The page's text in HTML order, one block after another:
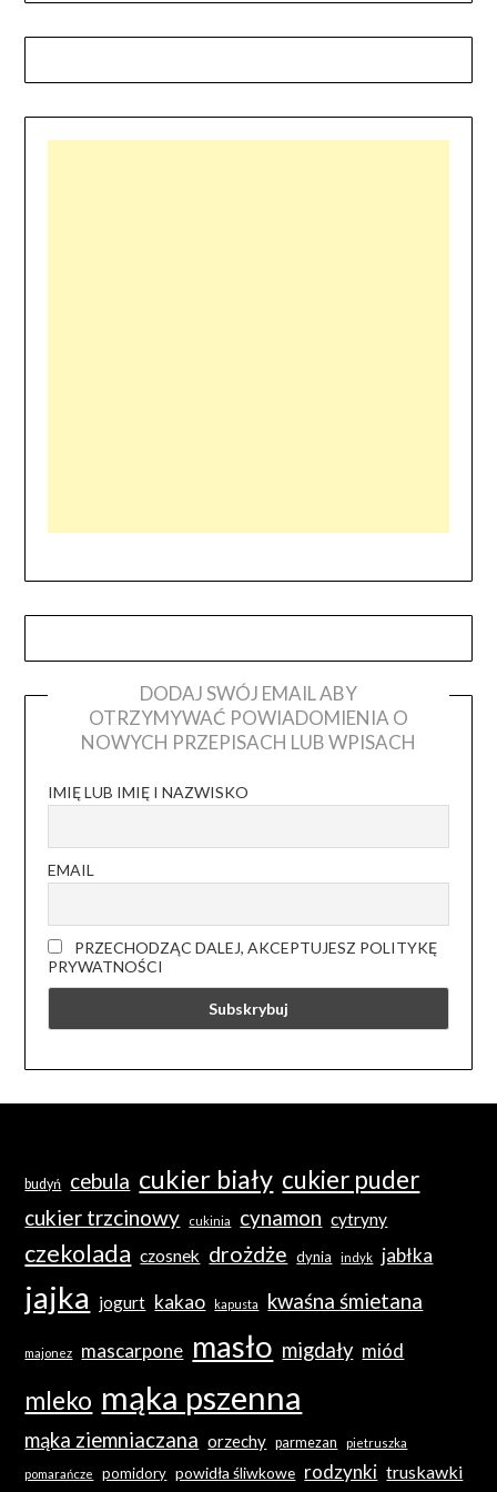
DODAJ SWÓJ EMAIL ABY
OTRZYMYWAĆ POWIADOMIENIA O
NOWYCH PRZEPISACH LUB WPISACH
IMIĘ LUB IMIĘ I NAZWISKO
EMAIL
PRZECHODZĄC DALEJ, AKCEPTUJESZ POLITYKĘ
PRYWATNOŚCI
budyń cebula cukier biały cukier puder
cukier trzcinowy cukinia cynamon cytryny
czekolada czosnek drożdże dynia indyk jabłka
jajka jogurt kakao kapusta kwaśna śmietana
majonez mascarpone masło migdały miód
mleko mąka pszenna
mąka ziemniaczana orzechy parmezan pietruszka
pomarańcze pomidory powidła śliwkowe rodzynki truskawki